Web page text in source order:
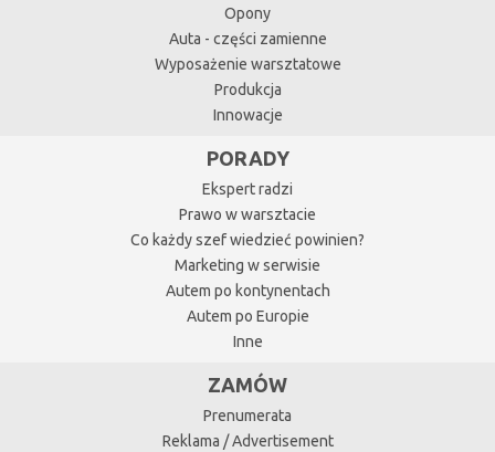
Opony
Auta - części zamienne
Wyposażenie warsztatowe
Produkcja
Innowacje
PORADY
Ekspert radzi
Prawo w warsztacie
Co każdy szef wiedzieć powinien?
Marketing w serwisie
Autem po kontynentach
Autem po Europie
Inne
ZAMÓW
Prenumerata
Reklama / Advertisement